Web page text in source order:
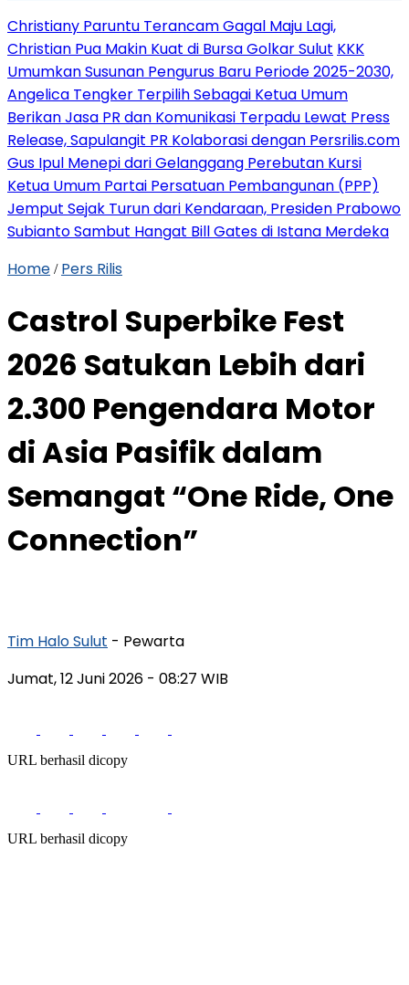
Christiany Paruntu Terancam Gagal Maju Lagi,
Christian Pua Makin Kuat di Bursa Golkar Sulut KKK
Umumkan Susunan Pengurus Baru Periode 2025-2030,
Angelica Tengker Terpilih Sebagai Ketua Umum
Berikan Jasa PR dan Komunikasi Terpadu Lewat Press
Release, Sapulangit PR Kolaborasi dengan Persrilis.com
Gus Ipul Menepi dari Gelanggang Perebutan Kursi
Ketua Umum Partai Persatuan Pembangunan (PPP)
Jemput Sejak Turun dari Kendaraan, Presiden Prabowo
Subianto Sambut Hangat Bill Gates di Istana Merdeka
Home / Pers Rilis
Castrol Superbike Fest
2026 Satukan Lebih dari
2.300 Pengendara Motor
di Asia Pasifik dalam
Semangat “One Ride, One
Connection”
Tim Halo Sulut - Pewarta
Jumat, 12 Juni 2026 - 08:27 WIB
URL berhasil dicopy
URL berhasil dicopy